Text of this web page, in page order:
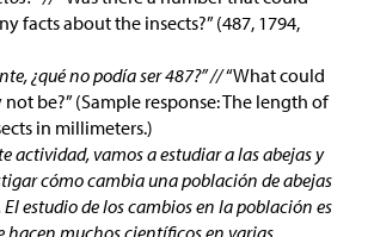
facts about the insects?” (487, 1794,
¿qué no podía ser 487?” //“What could
be?” (Sample response: The length of
in millimeters.)
actividad, vamos a estudiar a las abejas y
cómo cambia una población de abejas
estudio de los cambios en la población es